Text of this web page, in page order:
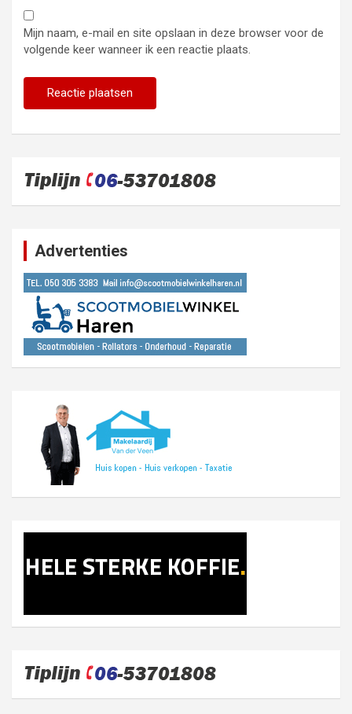
Mijn naam, e-mail en site opslaan in deze browser voor de
volgende keer wanneer ik een reactie plaats.
Advertenties